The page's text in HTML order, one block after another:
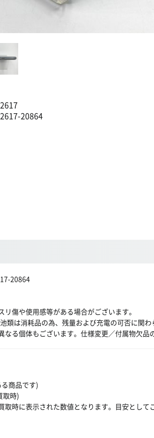
20864
20864
リ傷や使用感等がある場合がございます。
類は消耗品の為、残量および充電の可否に関
なる個体もございます。仕様変更／付属物欠
商品です)
取時)
時に表示された数値となります。目安として